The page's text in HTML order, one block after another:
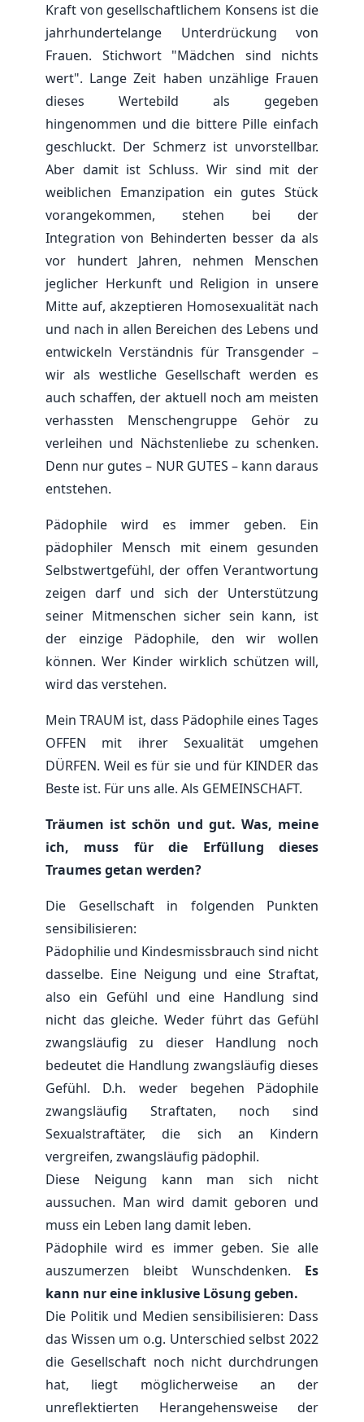
Kraft von gesellschaftlichem Konsens ist die
jahrhundertelange Unterdrückung von
Frauen. Stichwort "Mädchen sind nichts
wert". Lange Zeit haben unzählige Frauen
dieses Wertebild als gegeben
hingenommen und die bittere Pille einfach
geschluckt. Der Schmerz ist unvorstellbar.
Aber damit ist Schluss. Wir sind mit der
weiblichen Emanzipation ein gutes Stück
vorangekommen, stehen bei der
Integration von Behinderten besser da als
vor hundert Jahren, nehmen Menschen
jeglicher Herkunft und Religion in unsere
Mitte auf, akzeptieren Homosexualität nach
und nach in allen Bereichen des Lebens und
entwickeln Verständnis für Transgender –
wir als westliche Gesellschaft werden es
auch schaffen, der aktuell noch am meisten
verhassten Menschengruppe Gehör zu
verleihen und Nächstenliebe zu schenken.
Denn nur gutes – NUR GUTES – kann daraus
entstehen.
Pädophile wird es immer geben. Ein
pädophiler Mensch mit einem gesunden
Selbstwertgefühl, der offen Verantwortung
zeigen darf und sich der Unterstützung
seiner Mitmenschen sicher sein kann, ist
der einzige Pädophile, den wir wollen
können. Wer Kinder wirklich schützen will,
wird das verstehen.
Mein TRAUM ist, dass Pädophile eines Tages
OFFEN mit ihrer Sexualität umgehen
DÜRFEN. Weil es für sie und für KINDER das
Beste ist. Für uns alle. Als GEMEINSCHAFT.
Träumen ist schön und gut. Was, meine
ich, muss für die Erfüllung dieses
Traumes getan werden?
Die Gesellschaft in folgenden Punkten
sensibilisieren:
Pädophilie und Kindesmissbrauch sind nicht
dasselbe. Eine Neigung und eine Straftat,
also ein Gefühl und eine Handlung sind
nicht das gleiche. Weder führt das Gefühl
zwangsläufig zu dieser Handlung noch
bedeutet die Handlung zwangsläufig dieses
Gefühl. D.h. weder begehen Pädophile
zwangsläufig Straftaten, noch sind
Sexualstraftäter, die sich an Kindern
vergreifen, zwangsläufig pädophil.
Diese Neigung kann man sich nicht
aussuchen. Man wird damit geboren und
muss ein Leben lang damit leben.
Pädophile wird es immer geben. Sie alle
auszumerzen bleibt Wunschdenken. Es
kann nur eine inklusive Lösung geben.
Die Politik und Medien sensibilisieren: Dass
das Wissen um o.g. Unterschied selbst 2022
die Gesellschaft noch nicht durchdrungen
hat, liegt möglicherweise an der
unreflektierten Herangehensweise der